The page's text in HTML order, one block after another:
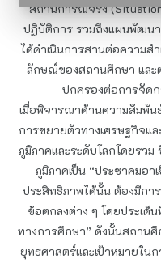
สถานการณ์จริง
ปฏิบัติการ รวมถึงแผนพัฒนา
ได้ดำเนินการสานต่อความส
ลักษณ์ของสถานศึกษา และ
ปกครองต่อการจัดก
เมื่อพิจารณาด้านความสัมพั
การขยายตัวทางเศรษฐกิจแ
ภูมิภาคและระดับโลกโดยรวม
ภูมิภาคเป็น “ประชาคมอ
ประสิทธิภาพได้นั้น ต้องมีกา
ข้อตกลงต่าง ๆ โดยประเด็น
ทางการศึกษา” ดังนั้นสถาน
ยุทธศาสตร์และเป้าหมายใน